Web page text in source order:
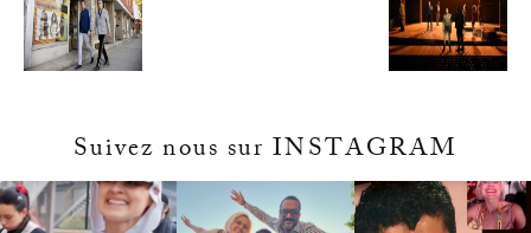
Suivez nous sur INSTAGRAM